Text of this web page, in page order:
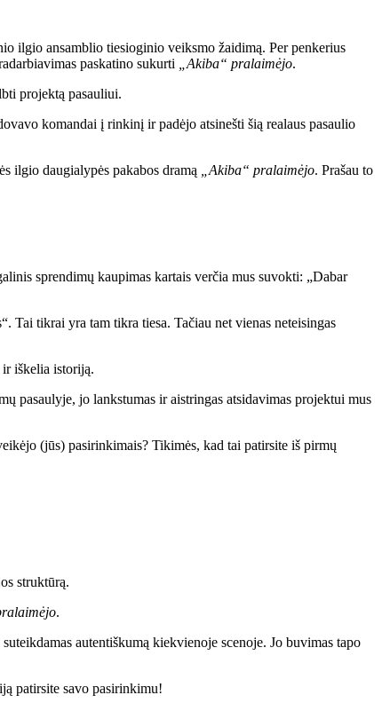
ilgio ansamblio tiesioginio veiksmo žaidimą. Per penkerius
paskatino sukurti
„Akiba“ pralaimėjo.
projektą pasauliui.
komandai į rinkinį ir padėjo atsinešti šią realaus pasaulio
ilgio daugialypės pakabos dramą
„Akiba“ pralaimėjo. Prašau to
sprendimų kaupimas kartais verčia mus suvokti: „Dabar
Tai tikrai yra tam tikra tiesa. Tačiau net vienas neteisingas
iškelia istoriją.
pasaulyje, jo lankstumas ir aistringas atsidavimas projektui mus
(jūs) pasirinkimais? Tikimės, kad tai patirsite iš pirmų
struktūrą.
.
autentiškumą kiekvienoje scenoje. Jo buvimas tapo
patirsite savo pasirinkimu!